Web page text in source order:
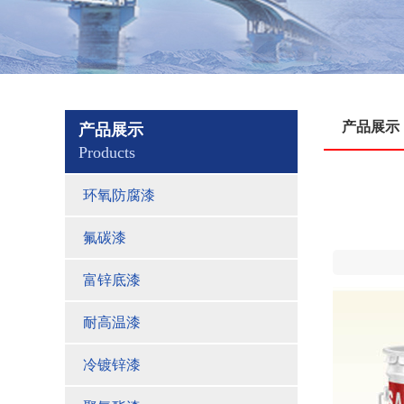
产品展示
Products
环氧防腐漆
氟碳漆
富锌底漆
耐高温漆
冷镀锌漆
产品展示